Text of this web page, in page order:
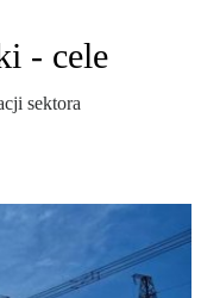
- cele
sektora